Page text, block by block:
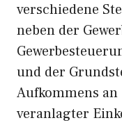
verschiedene
neben der
und der
Aufkommens
veranlagter